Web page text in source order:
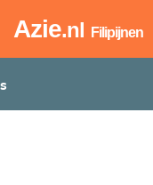
Azie.nl Filipijnen